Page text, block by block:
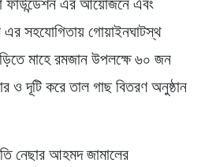
ফাউন্ডেশন এর আয়োজনে এবং
সহযোগিতায় গোয়াইনঘাটস্থ
মাহে রমজান উপলক্ষে ৬০ জন
ও দূটি করে তাল গাছ বিতরণ অনুষ্ঠান
নেছার আহমদ জামালের